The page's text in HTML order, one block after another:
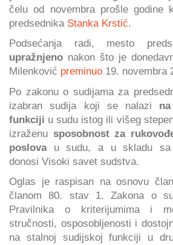
čelu od novembra prošle godine
predsednika Stanka Krstić.
Podsećanja radi, mesto
upražnjeno nakon što je
Milenković preminuo 19. novembra
Po zakonu o sudijama za
izabran sudija koji se nalazi
funkciji u sudu istog ili višeg
izraženu sposobnost za
poslovau sudu, a u skladu sa
donosi Visoki savet sudstva.
Oglas je raspisan na osnovu
članom 80. stav 1. Zakona o
Pravilnika o kriterijumima i
stručnosti, osposobljenosti i
na stalnoj sudijskoj funkciji u